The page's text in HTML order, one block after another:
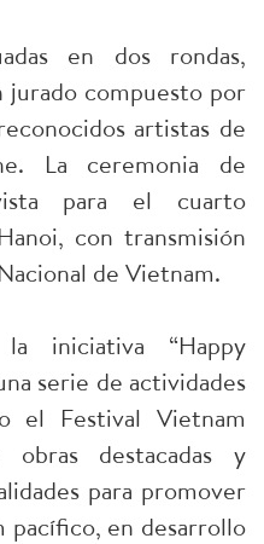
en dos rondas,
compuesto por
artistas de
La ceremonia de
para el cuarto
con transmisión
de Vietnam.
iniciativa “Happy
serie de actividades
el Festival Vietnam
obras destacadas y
para promover
pacífico, en desarrollo